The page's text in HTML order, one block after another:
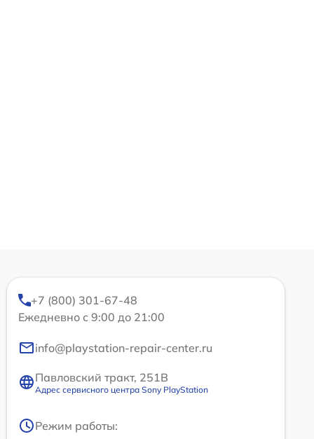
+7 (800) 301-67-48
Ежедневно с 9:00 до 21:00
info@playstation-repair-center.ru
Павловский тракт, 251В
Адрес сервисного центра Sony PlayStation
Режим работы: